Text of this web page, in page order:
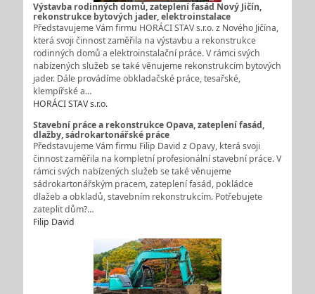
Výstavba rodinných domů, zateplení fasád Nový Jičín,
rekonstrukce bytových jader, elektroinstalace
Představujeme Vám firmu HORÁCI STAV s.r.o. z Nového Jičína,
která svoji činnost zaměřila na výstavbu a rekonstrukce
rodinných domů a elektroinstalační práce. V rámci svých
nabízených služeb se také věnujeme rekonstrukcím bytových
jader. Dále provádíme obkladačské práce, tesařské,
klempířské a…
HORÁCI STAV s.r.o.
Stavební práce a rekonstrukce Opava, zateplení fasád,
dlažby, sádrokartonářské práce
Představujeme Vám firmu Filip David z Opavy, která svoji
činnost zaměřila na kompletní profesionální stavební práce. V
rámci svých nabízených služeb se také věnujeme
sádrokartonářským pracem, zateplení fasád, pokládce
dlažeb a obkladů, stavebním rekonstrukcím. Potřebujete
zateplit dům?…
Filip David